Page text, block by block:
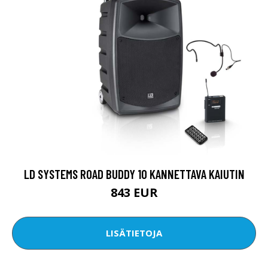
LD SYSTEMS ROAD BUDDY 10 KANNETTAVA KAIUTIN
843 EUR
LISÄTIETOJA